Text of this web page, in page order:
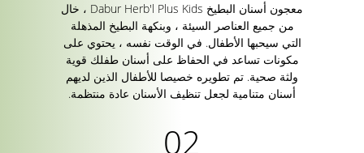
معجون أسنان البطيخ Dabur Herb'l Plus Kids ، خال
من جميع العناصر السيئة ، وبنكهة البطيخ المذهلة
التي سيحبها الأطفال. في الوقت نفسه ، يحتوي على
مكونات تساعد في الحفاظ على أسنان طفلك قوية
ولثة صحية. تم تطويره خصيصا للأطفال الذين لديهم
أسنان متنامية لجعل تنظيف الأسنان عادة منتظمة.